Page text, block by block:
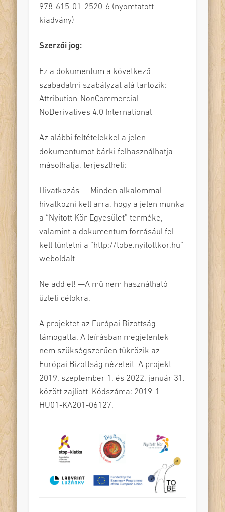
978-615-01-2520-6 (nyomtatott
kiadvány)
Szerzői jog:
Ez a dokumentum a következő
szabadalmi szabályzat alá tartozik:
Attribution-NonCommercial-
NoDerivatives 4.0 International
Az alábbi feltételekkel a jelen
dokumentumot bárki felhasználhatja –
másolhatja, terjesztheti:
Hivatkozás — Minden alkalommal
hivatkozni kell arra, hogy a jelen munka
a “Nyitott Kör Egyesület” terméke,
valamint a dokumentum forrásául fel
kell tüntetni a “http://tobe.nyitottkor.hu”
weboldalt.
Ne add el! —A mű nem használható
üzleti célokra.
A projektet az Európai Bizottság
támogatta. A leírásban megjelentek
nem szükségszerűen tükrözik az
Európai Bizottság nézeteit. A projekt
2019. szeptember 1. és 2022. január 31.
között zajliott. Kódszáma: 2019-1-
HU01-KA201-06127.